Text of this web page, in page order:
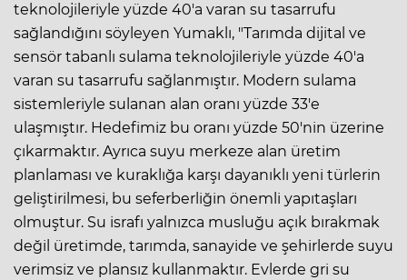
teknolojileriyle yüzde 40'a varan su tasarrufu
sağlandığını söyleyen Yumaklı, "Tarımda dijital ve
sensör tabanlı sulama teknolojileriyle yüzde 40'a
varan su tasarrufu sağlanmıştır. Modern sulama
sistemleriyle sulanan alan oranı yüzde 33'e
ulaşmıştır. Hedefimiz bu oranı yüzde 50'nin üzerine
çıkarmaktır. Ayrıca suyu merkeze alan üretim
planlaması ve kuraklığa karşı dayanıklı yeni türlerin
geliştirilmesi, bu seferberliğin önemli yapıtaşları
olmuştur. Su israfı yalnızca musluğu açık bırakmak
değil üretimde, tarımda, sanayide ve şehirlerde suyu
verimsiz ve plansız kullanmaktır. Evlerde gri su